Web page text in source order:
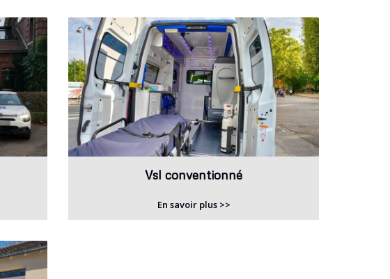
Vsl conventionné
En savoir plus >>